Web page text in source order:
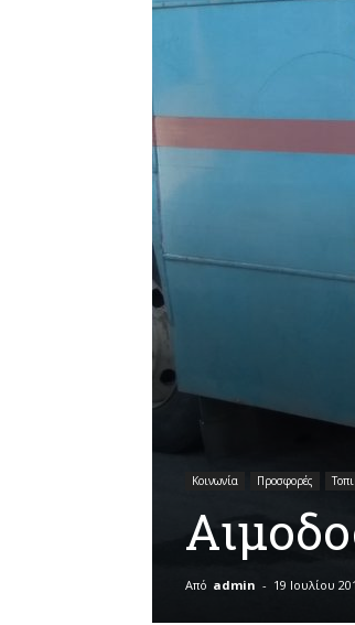
Κοινωνία Προσφορές
Από admin - 19 Ιουλίου